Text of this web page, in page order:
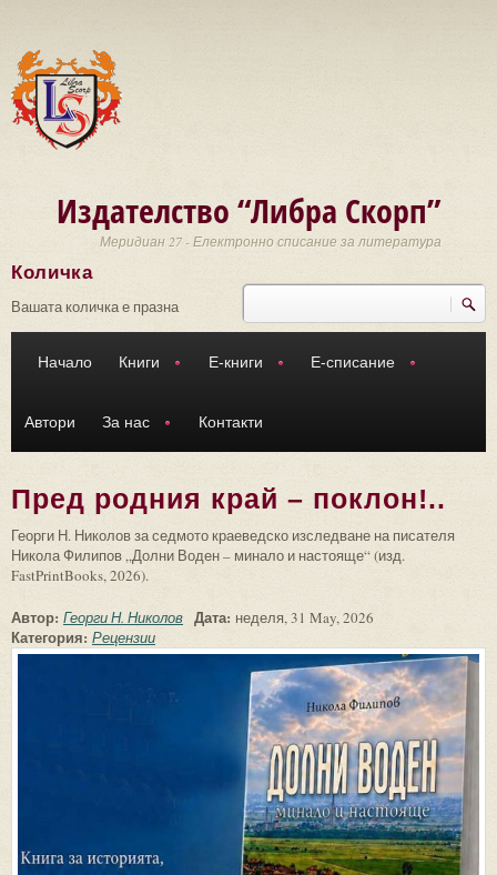
Издателство “Либра Скорп”
Меридиан 27 - Електронно списание за литература
Търси
Количка
Вашата количка е празна
Начало Книги Е-книги Е-списание
Автори За нас Контакти
Пред родния край – поклон!..
Георги Н. Николов за седмото краеведско изследване на писателя
Никола Филипов „Долни Воден – минало и настояще“ (изд.
FastPrintBooks, 2026).
Автор: Георги Н. Николов Дата: неделя, 31 May, 2026
Категория: Рецензии